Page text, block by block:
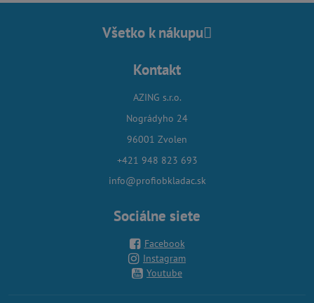
Všetko k nákupu
Kontakt
AZING s.r.o.
Nográdyho 24
96001 Zvolen
+421 948 823 693
info@profiobkladac.sk
Sociálne siete
Facebook
Instagram
Youtube